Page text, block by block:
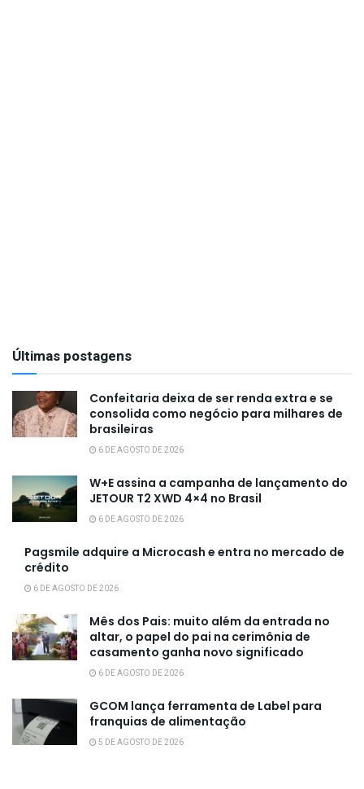
Últimas postagens
Confeitaria deixa de ser renda extra e se
consolida como negócio para milhares de
brasileiras
6 DE AGOSTO DE 2026
W+E assina a campanha de lançamento do
JETOUR T2 XWD 4×4 no Brasil
6 DE AGOSTO DE 2026
Pagsmile adquire a Microcash e entra no mercado de
crédito
6 DE AGOSTO DE 2026
Mês dos Pais: muito além da entrada no
altar, o papel do pai na cerimônia de
casamento ganha novo significado
6 DE AGOSTO DE 2026
GCOM lança ferramenta de Label para
franquias de alimentação
5 DE AGOSTO DE 2026